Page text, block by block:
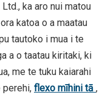
Ltd., ka aro nui matou
katoa o a maatau
tautoko i mua i te
a o taatau kiritaki, ki
me te tuku kaiarahi
perehi, flexo mīhini tā ,